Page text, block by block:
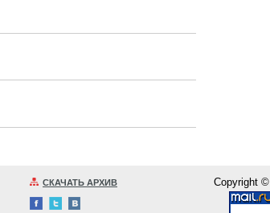
СКАЧАТЬ АРХИВ Copyright ©